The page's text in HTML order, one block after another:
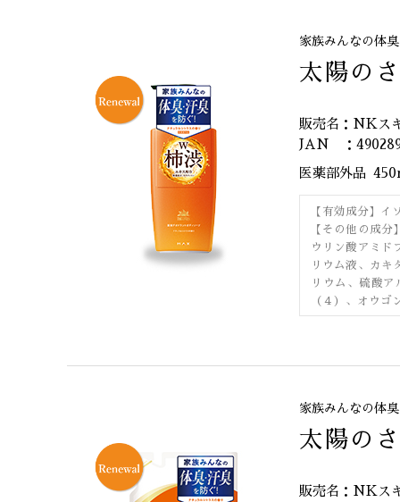
家族みんなの体
太陽の
販売名：NKス
JAN ：
医薬部外品
【有効成分】イ
【その他の成
ウリン酸アミド
リウム液、カキ
リウム、硫酸
（４）、オウ
家族みんなの体
太陽の
販売名：NKス